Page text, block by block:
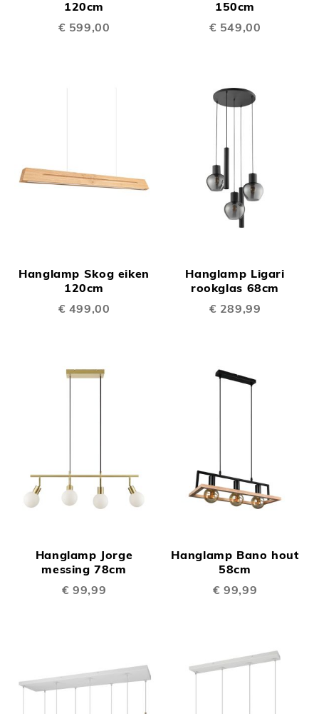
120cm
€ 599,00
150cm
€ 549,00
Hanglamp Skog eiken
120cm
€ 499,00
Hanglamp Ligari
rookglas 68cm
€ 289,99
Hanglamp Jorge
messing 78cm
€ 99,99
Hanglamp Bano hout
58cm
€ 99,99